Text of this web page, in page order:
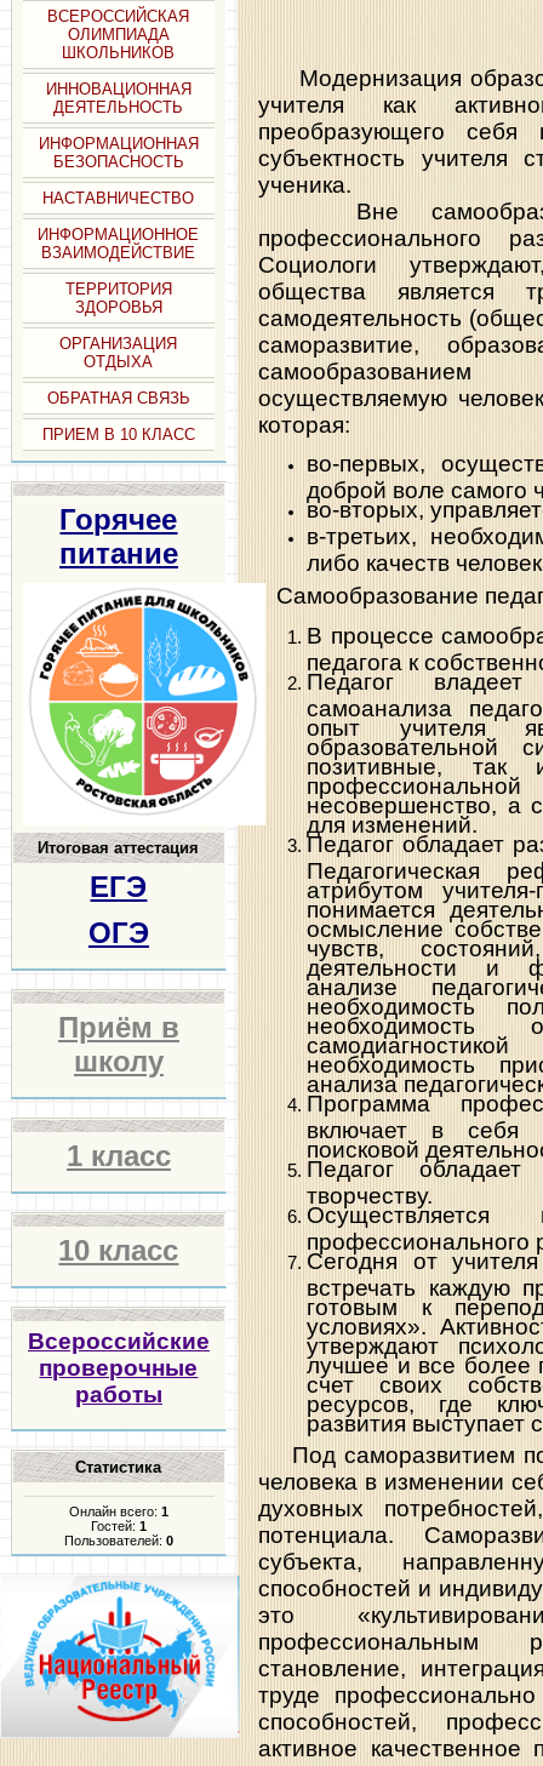
ВСЕРОССИЙСКАЯ
ОЛИМПИАДА
ШКОЛЬНИКОВ
ИННОВАЦИОННАЯ
ДЕЯТЕЛЬНОСТЬ
ИНФОРМАЦИОННАЯ
БЕЗОПАСНОСТЬ
НАСТАВНИЧЕСТВО
ИНФОРМАЦИОННОЕ
ВЗАИМОДЕЙСТВИЕ
ТЕРРИТОРИЯ
ЗДОРОВЬЯ
ОРГАНИЗАЦИЯ
ОТДЫХА
ОБРАТНАЯ СВЯЗЬ
ПРИЕМ В 10 КЛАСС
Горячее
питание
Итоговая аттестация
ЕГЭ
ОГЭ
Приём в
школу
1 класс
10 класс
Всероссийские
проверочные
работы
Статистика
Онлайн всего: 1
Гостей: 1
Пользователей: 0
Модернизация
учителя как
преобразующего себя
субъектность учителя
ученика.
Вне
профессионального
Социологи
общества является
самодеятельность
саморазвитие,
осуществляемую
которая:
во-первых,
доброй воле самого
во-вторых,
в-третьих,
либо качеств
Самообразование
В процессе
педагога к
Педагог
самоанализа
опыт учителя
образовательной
позитивные, так
несовершенство, а
для изменений.
Педагог обладает
Педагогическая
атрибутом
понимается
осмысление
чувств,
деятельности и
анализе
необходимость
необходимость
необходимость
анализа
Программа
включает в себя
поисковой
Педагог обладает
творчеству.
профессионального
Сегодня от
встречать каждую
готовым к
условиях».
утверждают
лучшее и все более
счет своих
ресурсов, где
развития выступает
Под саморазвитием
человека в изменении
духовных
потенциала.
субъекта,
способностей и
это
профессиональным
становление,
труде
способностей,
активное качественное